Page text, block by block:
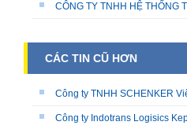
CÔNG TY TNHH HỆ THỐNG
CÁC TIN CŨ HƠN
Công ty TNHH SCHENKER
Công ty Indotrans Logisics